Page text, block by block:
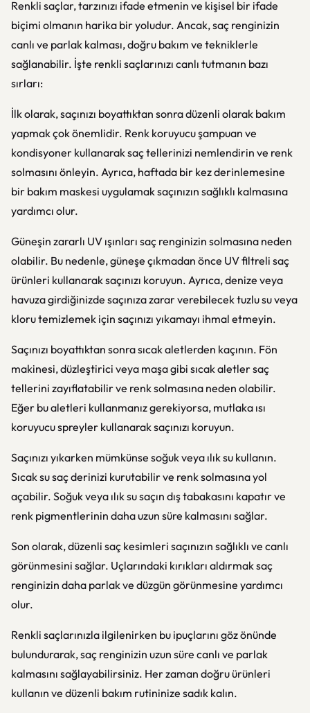
Renkli saçlar, tarzınızı ifade etmenin ve kişisel bir ifade
biçimi olmanın harika bir yoludur. Ancak, saç renginizin
canlı ve parlak kalması, doğru bakım ve tekniklerle
sağlanabilir. İşte renkli saçlarınızı canlı tutmanın bazı
sırları:
İlk olarak, saçınızı boyattıktan sonra düzenli olarak bakım
yapmak çok önemlidir. Renk koruyucu şampuan ve
kondisyoner kullanarak saç tellerinizi nemlendirin ve renk
solmasını önleyin. Ayrıca, haftada bir kez derinlemesine
bir bakım maskesi uygulamak saçınızın sağlıklı kalmasına
yardımcı olur.
Güneşin zararlı UV ışınları saç renginizin solmasına neden
olabilir. Bu nedenle, güneşe çıkmadan önce UV filtreli saç
ürünleri kullanarak saçınızı koruyun. Ayrıca, denize veya
havuza girdiğinizde saçınıza zarar verebilecek tuzlu su veya
kloru temizlemek için saçınızı yıkamayı ihmal etmeyin.
Saçınızı boyattıktan sonra sıcak aletlerden kaçının. Fön
makinesi, düzleştirici veya maşa gibi sıcak aletler saç
tellerini zayıflatabilir ve renk solmasına neden olabilir.
Eğer bu aletleri kullanmanız gerekiyorsa, mutlaka ısı
koruyucu spreyler kullanarak saçınızı koruyun.
Saçınızı yıkarken mümkünse soğuk veya ılık su kullanın.
Sıcak su saç derinizi kurutabilir ve renk solmasına yol
açabilir. Soğuk veya ılık su saçın dış tabakasını kapatır ve
renk pigmentlerinin daha uzun süre kalmasını sağlar.
Son olarak, düzenli saç kesimleri saçınızın sağlıklı ve canlı
görünmesini sağlar. Uçlarındaki kırıkları aldırmak saç
renginizin daha parlak ve düzgün görünmesine yardımcı
olur.
Renkli saçlarınızla ilgilenirken bu ipuçlarını göz önünde
bulundurarak, saç renginizin uzun süre canlı ve parlak
kalmasını sağlayabilirsiniz. Her zaman doğru ürünleri
kullanın ve düzenli bakım rutininize sadık kalın.